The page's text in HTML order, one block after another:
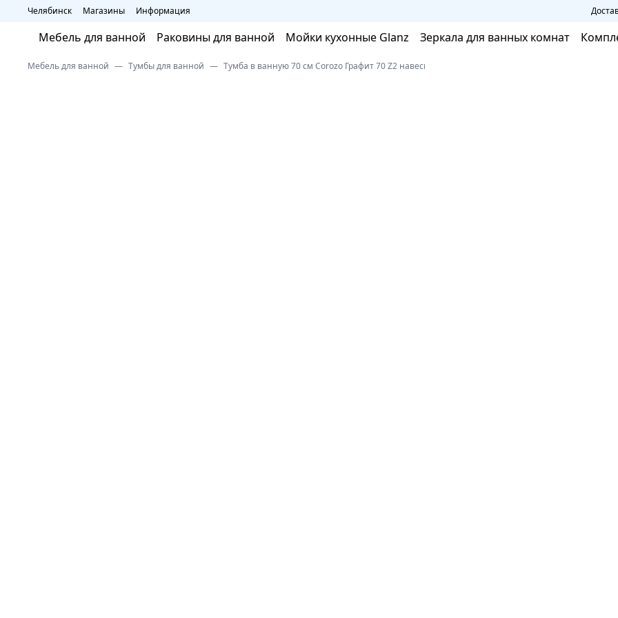
Челябинск Магазины Информация
Мебель для ванной Раковины для ванной Мойки кухонные Glanz Зеркала для ванных комнат
Мебель для ванной Тумбы для ванной Тумба в ванную 70 см Corozo Графит 70 Z2 навесная 19638